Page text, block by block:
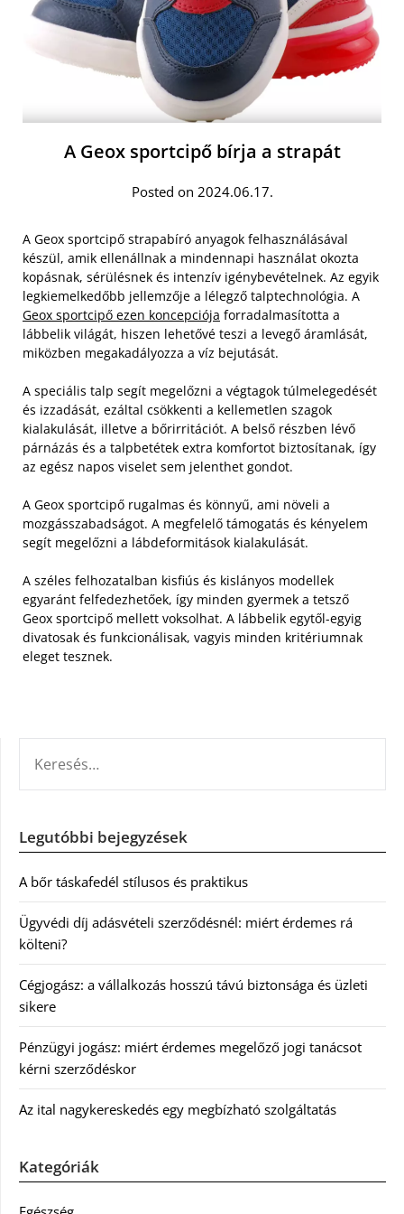
A Geox sportcipő bírja a strapát
Posted on 2024.06.17.
A Geox sportcipő strapabíró anyagok felhasználásával
készül, amik ellenállnak a mindennapi használat okozta
kopásnak, sérülésnek és intenzív igénybevételnek. Az egyik
legkiemelkedőbb jellemzője a lélegző talptechnológia. A
Geox sportcipő ezen koncepciója forradalmasította a
lábbelik világát, hiszen lehetővé teszi a levegő áramlását,
miközben megakadályozza a víz bejutását.
A speciális talp segít megelőzni a végtagok túlmelegedését
és izzadását, ezáltal csökkenti a kellemetlen szagok
kialakulását, illetve a bőrirritációt. A belső részben lévő
párnázás és a talpbetétek extra komfortot biztosítanak, így
az egész napos viselet sem jelenthet gondot.
A Geox sportcipő rugalmas és könnyű, ami növeli a
mozgásszabadságot. A megfelelő támogatás és kényelem
segít megelőzni a lábdeformitások kialakulását.
A széles felhozatalban kisfiús és kislányos modellek
egyaránt felfedezhetőek, így minden gyermek a tetsző
Geox sportcipő mellett voksolhat. A lábbelik egytől-egyig
divatosak és funkcionálisak, vagyis minden kritériumnak
eleget tesznek.
Legutóbbi bejegyzések
A bőr táskafedél stílusos és praktikus
Ügyvédi díj adásvételi szerződésnél: miért érdemes rá
költeni?
Cégjogász: a vállalkozás hosszú távú biztonsága és üzleti
sikere
Pénzügyi jogász: miért érdemes megelőző jogi tanácsot
kérni szerződéskor
Az ital nagykereskedés egy megbízható szolgáltatás
Kategóriák